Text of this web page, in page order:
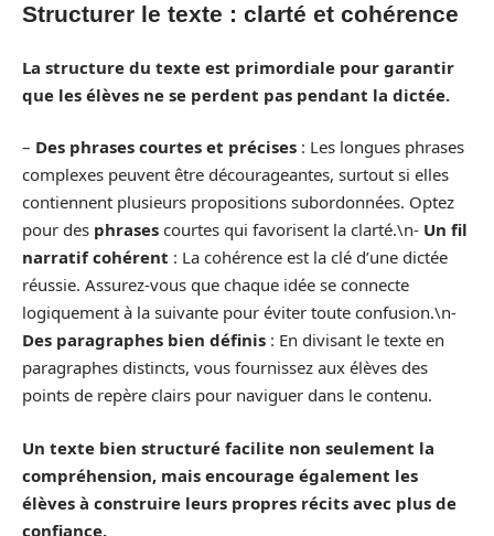
Structurer le texte : clarté et cohérence
La structure du texte est primordiale pour garantir
que les élèves ne se perdent pas pendant la dictée.
– Des phrases courtes et précises : Les longues phrases
complexes peuvent être décourageantes, surtout si elles
contiennent plusieurs propositions subordonnées. Optez
pour des phrases courtes qui favorisent la clarté.\n- Un fil
narratif cohérent : La cohérence est la clé d’une dictée
réussie. Assurez-vous que chaque idée se connecte
logiquement à la suivante pour éviter toute confusion.\n-
Des paragraphes bien définis : En divisant le texte en
paragraphes distincts, vous fournissez aux élèves des
points de repère clairs pour naviguer dans le contenu.
Un texte bien structuré facilite non seulement la
compréhension, mais encourage également les
élèves à construire leurs propres récits avec plus de
confiance.